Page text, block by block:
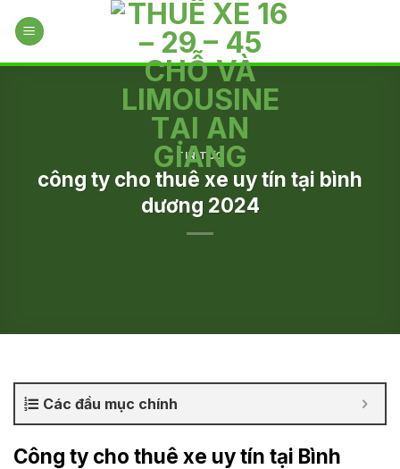
TIN TỨC
công ty cho thuê xe uy tín tại bình
dương 2024
Các đầu mục chính
Công ty cho thuê xe uy tín tại Bình